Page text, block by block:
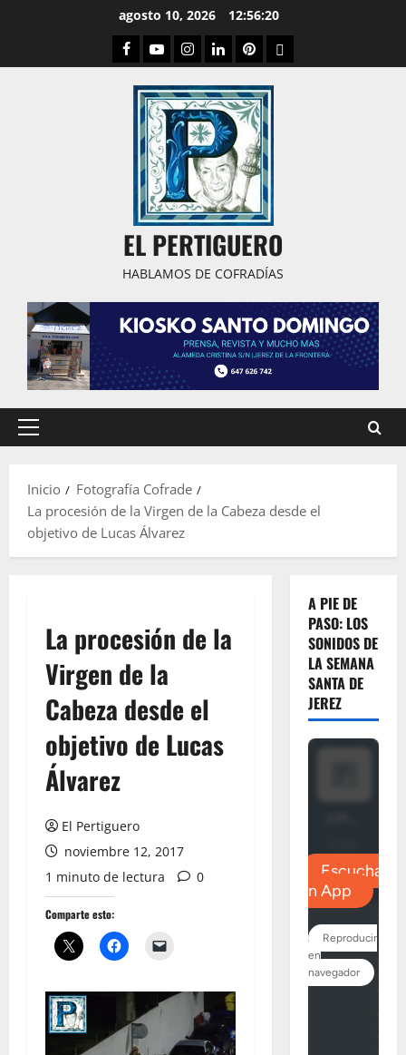
agosto 10, 2026 12:56:21
Facebook
YoutubeInstagram
LinkedPinterestDribbble
EL PERTIGUERO
HABLAMOS DE COFRADÍAS
Menú
Inicio
Fotografía Cofrade
La procesión de la Virgen de la Cabeza desde el
objetivo de Lucas Álvarez
La procesión de la
Virgen de la
Cabeza desde el
objetivo de Lucas
Álvarez
El Pertiguero
noviembre 12, 2017
1 minuto de lectura
0
Comparte esto:
A PIE DE
PASO: LOS
SONIDOS DE
LA SEMANA
SANTA DE
JEREZ